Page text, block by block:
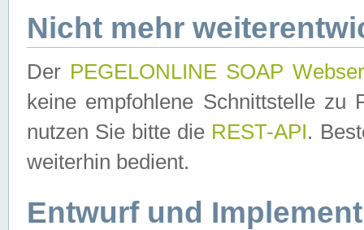
Nicht mehr
Der PEGELONLINE SOAP
keine empfohlene Schnittstelle zu
nutzen Sie bitte die REST-API.
weiterhin bedient.
Entwurf und